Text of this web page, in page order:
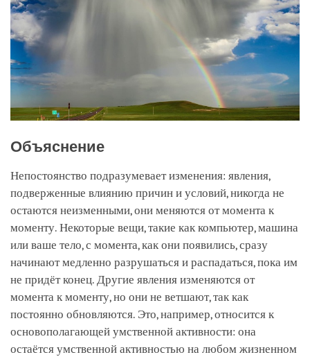
Объяснение
Непостоянство подразумевает изменения: явления,
подверженные влиянию причин и условий, никогда не
остаются неизменными, они меняются от момента к
моменту. Некоторые вещи, такие как компьютер, машина
или ваше тело, с момента, как они появились, сразу
начинают медленно разрушаться и распадаться, пока им
не придёт конец. Другие явления изменяются от
момента к моменту, но они не ветшают, так как
постоянно обновляются. Это, например, относится к
основополагающей умственной активности: она
остаётся умственной активностью на любом жизненном